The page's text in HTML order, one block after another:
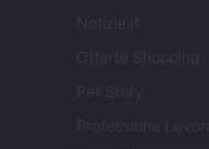
Notizie.it
Offerte Shopping
Pet Story
Professione Lavoro